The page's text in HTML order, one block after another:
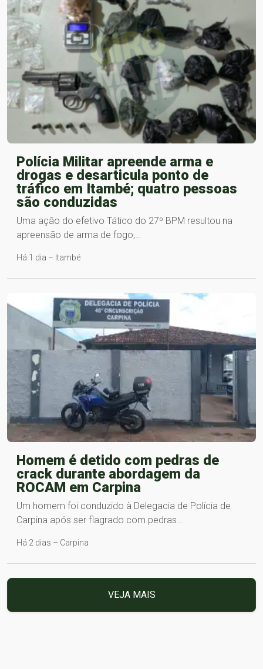
Polícia Militar apreende arma e
drogas e desarticula ponto de
tráfico em Itambé; quatro pessoas
são conduzidas
Uma ação do efetivo Tático do 27º BPM resultou na
apreensão de arma de fogo,…
Há 1 dia – Itambé
Homem é detido com pedras de
crack durante abordagem da
ROCAM em Carpina
Um homem foi conduzido à Delegacia de Polícia de
Carpina após ser flagrado com pedras…
Há 2 dias – Carpina
VEJA MAIS